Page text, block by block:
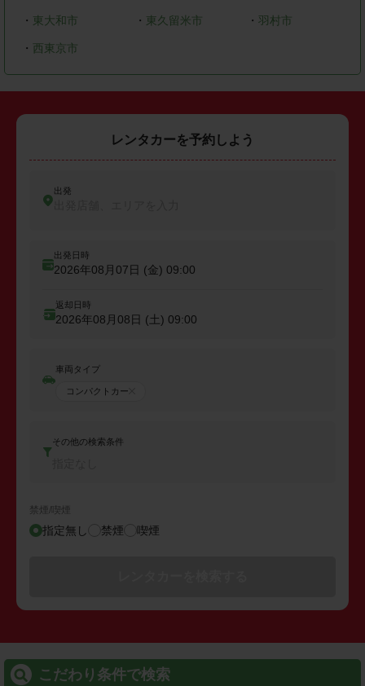
・ 東大和市 ・ 東久留米市 ・羽村市
・ 西東京市
レンタカーを予約しよう
出発
出発日時
2026年08月07日 (金) 09:00
返却日時
2026年08月08日 (土) 09:00
車両タイプ
コンパクトカー
その他の検索条件
禁煙/喫煙
指定無し 禁煙 喫煙
こだわり条件で検索